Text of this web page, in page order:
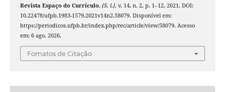
Revista Espaço do Currículo, [S. l.], v. 14, n. 2, p. 1–12, 2021. DOI:
10.22478/ufpb.1983-1579.2021v14n2.58079. Disponível em:
https://periodicos.ufpb.br/index.php/rec/article/view/58079. Acesso
em: 6 ago. 2026.
Fomatos de Citação